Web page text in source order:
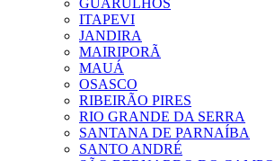
GUARULHOS
ITAPEVI
JANDIRA
MAIRIPORÃ
MAUÁ
OSASCO
RIBEIRÃO PIRES
RIO GRANDE DA SERRA
SANTANA DE PARNAÍBA
SANTO ANDRÉ